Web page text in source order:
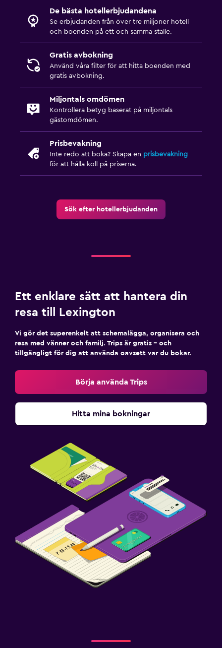
De bästa hotellerbjudandena
Se erbjudanden från över tre miljoner hotell
och boenden på ett och samma ställe.
Gratis avbokning
Använd våra filter för att hitta boenden med
gratis avbokning.
Miljontals omdömen
Kontrollera betyg baserat på miljontals
gästomdömen.
Prisbevakning
Inte redo att boka? Skapa en prisbevakning
för att hålla koll på priserna.
Sök efter hotellerbjudanden
Ett enklare sätt att hantera din
resa till Lexington
Vi gör det superenkelt att schemalägga, organisera och
resa med vänner och familj. Trips är gratis – och
tillgängligt för dig att använda oavsett var du bokar.
Börja använda Trips
Hitta mina bokningar